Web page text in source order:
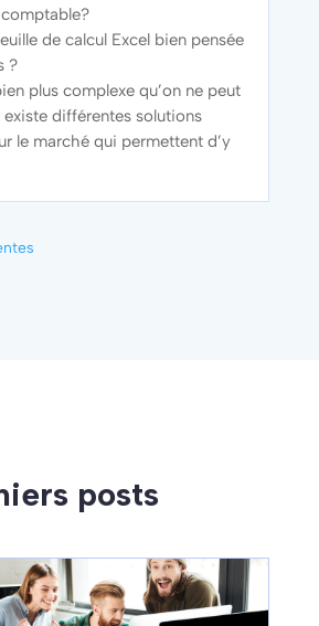
de calcul Excel bien pensée
?
plus complexe qu’on ne peut
existe différentes solutions
le marché qui permettent d’y
posts